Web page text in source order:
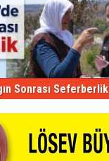
Sonrası Seferberlik